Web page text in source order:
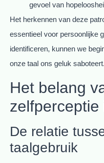
gevoel van
Het herkennen van deze
essentieel voor persoonlijke
identificeren, kunnen we
onze taal ons geluk saboteert.
Het belang
zelfperceptie
De relatie
taalgebruik